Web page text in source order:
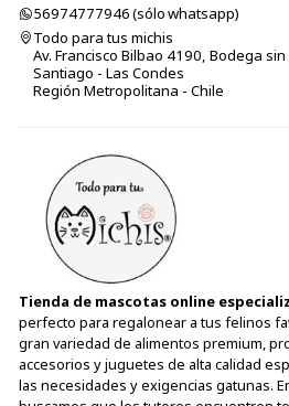
56974777946 (sólo⁣⁣⁣⁣⁣​​​​​​​​​​​​​​​ whatsapp)
Todo para tus michis
Av. Francisco Bilbao 4190, Bodega
Santiago - Las Condes
Región Metropolitana - Chile
Tienda de mascotas online
perfecto para regalonear a tus felinos
gran variedad de alimentos premium,
accesorios y juguetes de alta calidad
las necesidades y exigencias gatunas.